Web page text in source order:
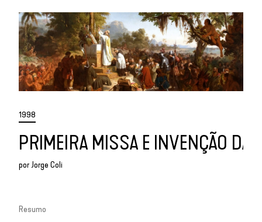
1998
PRIMEIRA MISSA E INVENÇÃO DA
porJorge Coli
Resumo